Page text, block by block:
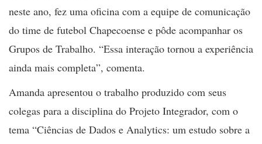
neste ano, fez uma oficina com a equipe de comunicação
do time de futebol Chapecoense e pôde acompanhar os
Grupos de Trabalho. “Essa interação tornou a experiência
ainda mais completa”, comenta.
Amanda apresentou o trabalho produzido com seus
colegas para a disciplina do Projeto Integrador, com o
tema “Ciências de Dados e Analytics: um estudo sobre a